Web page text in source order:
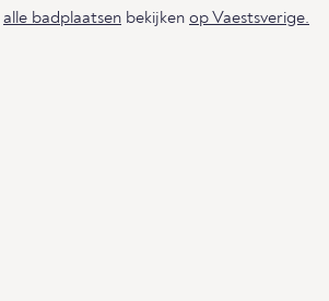
alle badplaatsen bekijken op Vaestsverige.